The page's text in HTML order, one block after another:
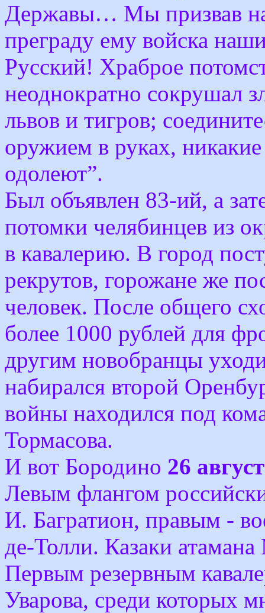
Державы… Мы призвав
преграду ему войска
Русский! Храброе
неоднократно сокрушал
львов и тигров;
оружием в руках,
одолеют”.
Был объявлен 83-ий, а
потомки челябинцев из
в кавалерию. В город
рекрутов, горожане же
человек. После общего
более 1000 рублей для
другим новобранцы
набирался второй
войны находился под
Тормасова.
И вот Бородино 26
Левым флангом
И. Багратион, правым -
де-Толли. Казаки
Первым резервным
Уварова, среди которых